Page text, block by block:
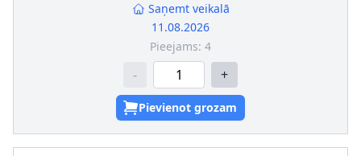
Saņemt veikalā
11.08.2026
Pieejams: 4
- +
Pievienot grozam